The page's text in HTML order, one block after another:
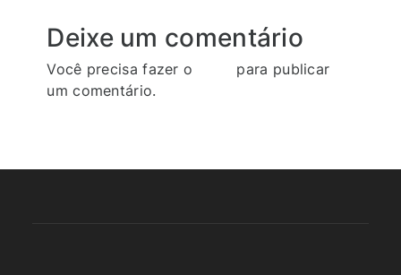
Deixe um comentário
Você precisa fazer o
para publicar
um comentário.